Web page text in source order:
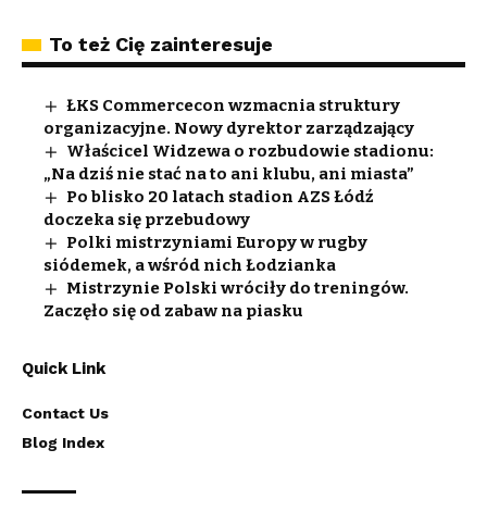
To też Cię zainteresuje
ŁKS Commercecon wzmacnia struktury
organizacyjne. Nowy dyrektor zarządzający
Właścicel Widzewa o rozbudowie stadionu:
„Na dziś nie stać na to ani klubu, ani miasta”
Po blisko 20 latach stadion AZS Łódź
doczeka się przebudowy
Polki mistrzyniami Europy w rugby
siódemek, a wśród nich Łodzianka
Mistrzynie Polski wróciły do treningów.
Zaczęło się od zabaw na piasku
Quick Link
Contact Us
Blog Index